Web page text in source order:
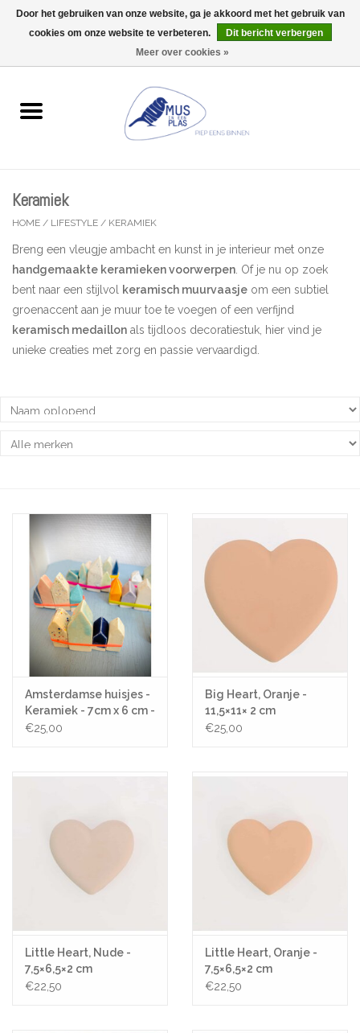
0 Artikelen - €0,00
Wenskaarten
Kleine gelukjes
Thema
Koopjes
Keramiek
HOME / LIFESTYLE / KERAMIEK
Breng een vleugje ambacht en kunst in je interieur met onze
handgemaakte keramieken voorwerpen . Of je nu op zoek
bent naar een stijlvol
keramisch muurvaasje om een subtiel
groenaccent aan je muur toe te voegen of een verfijnd
keramisch medaillon als tijdloos decoratiestuk, hier vind je
unieke creaties met zorg en passie vervaardigd.
Amsterdamse huisjes -
Keramiek - 7cm x 6 cm -
Gemengde Kleuren
€25,00
Big Heart, Oranje -
11,5×11× 2 cm
€25,00
Little Heart, Nude -
7,5×6,5×2 cm
€22,50
Little Heart, Oranje -
7,5×6,5×2 cm
€22,50
Door het gebruiken van onze website, ga je akkoord met het gebruik van
cookies om onze website te verbeteren.
Dit bericht verbergen
Meer over cookies »
Wij zijn uitzonderlijk gesloten op Do 13/08